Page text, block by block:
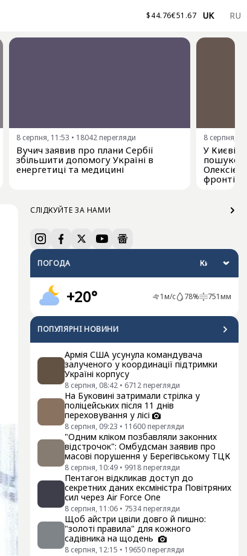
$44.76€51.67 UK RU
8 серпня, 11:53 • 18042 перегляди
Вучич заявив про плани Сербії
збільшити допомогу Україні в
енергетиці та медицині
8 серпня,
У Києві
фронті
СЛІДКУЙТЕ ЗА НАМИ
ПОГОДА
+20° 1м/с 78% 751мм
ПОПУЛЯРНI НОВИНИ
Армія США усунула командувача
залученого у координації підтримки
Україні корпусу
8 серпня, 08:42 • 6712 перегляди
На Буковині затримали стрілка у
поліцейських після 11 днів
переховування у лісі
8 серпня, 09:23 • 11600 перегляди
"Одним кліком позбавляли законних
відстрочок": Омбудсман заявив про
масові порушення у Берегівському ТЦК
8 серпня, 10:49 • 9918 перегляди
Пентагон відкликав доступ до
секретних даних ексміністра Повітряних
сил через Air Force One
8 серпня, 11:06 • 7534 перегляди
Щоб айстри цвіли довго й пишно:
"золоті правила" для кожного
садівника на щодень
8 серпня, 12:15 • 19650 перегляди